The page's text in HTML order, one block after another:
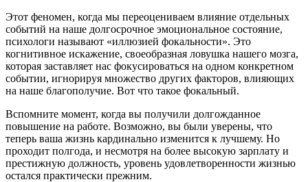
Этот феномен, когда мы переоцениваем влияние отдельных
событий на наше долгосрочное эмоциональное состояние,
психологи называют «иллюзией фокальности». Это
когнитивное искажение, своеобразная ловушка нашего мозга,
которая заставляет нас фокусироваться на одном конкретном
событии, игнорируя множество других факторов, влияющих
на наше благополучие. Вот что такое фокальный.
Вспомните момент, когда вы получили долгожданное
повышение на работе. Возможно, вы были уверены, что
теперь ваша жизнь кардинально изменится к лучшему. Но
проходит полгода, и несмотря на более высокую зарплату и
престижную должность, уровень удовлетворенности жизнью
остался практически прежним.